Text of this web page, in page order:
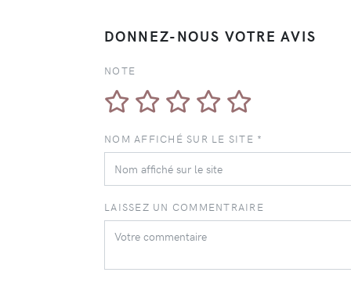
DONNEZ-NOUS VOTRE AVIS
NOTE
NOM AFFICHÉ SUR LE SITE *
LAISSEZ UN COMMENTRAIRE